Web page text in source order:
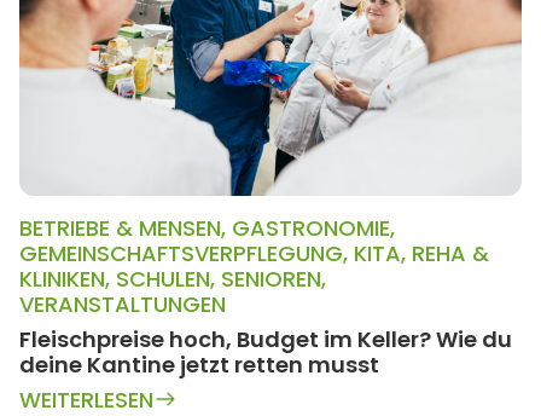
BETRIEBE & MENSEN, GASTRONOMIE,
GEMEINSCHAFTSVERPFLEGUNG, KITA, REHA &
KLINIKEN, SCHULEN, SENIOREN,
VERANSTALTUNGEN
Fleischpreise hoch, Budget im Keller? Wie du
deine Kantine jetzt retten musst
WEITERLESEN